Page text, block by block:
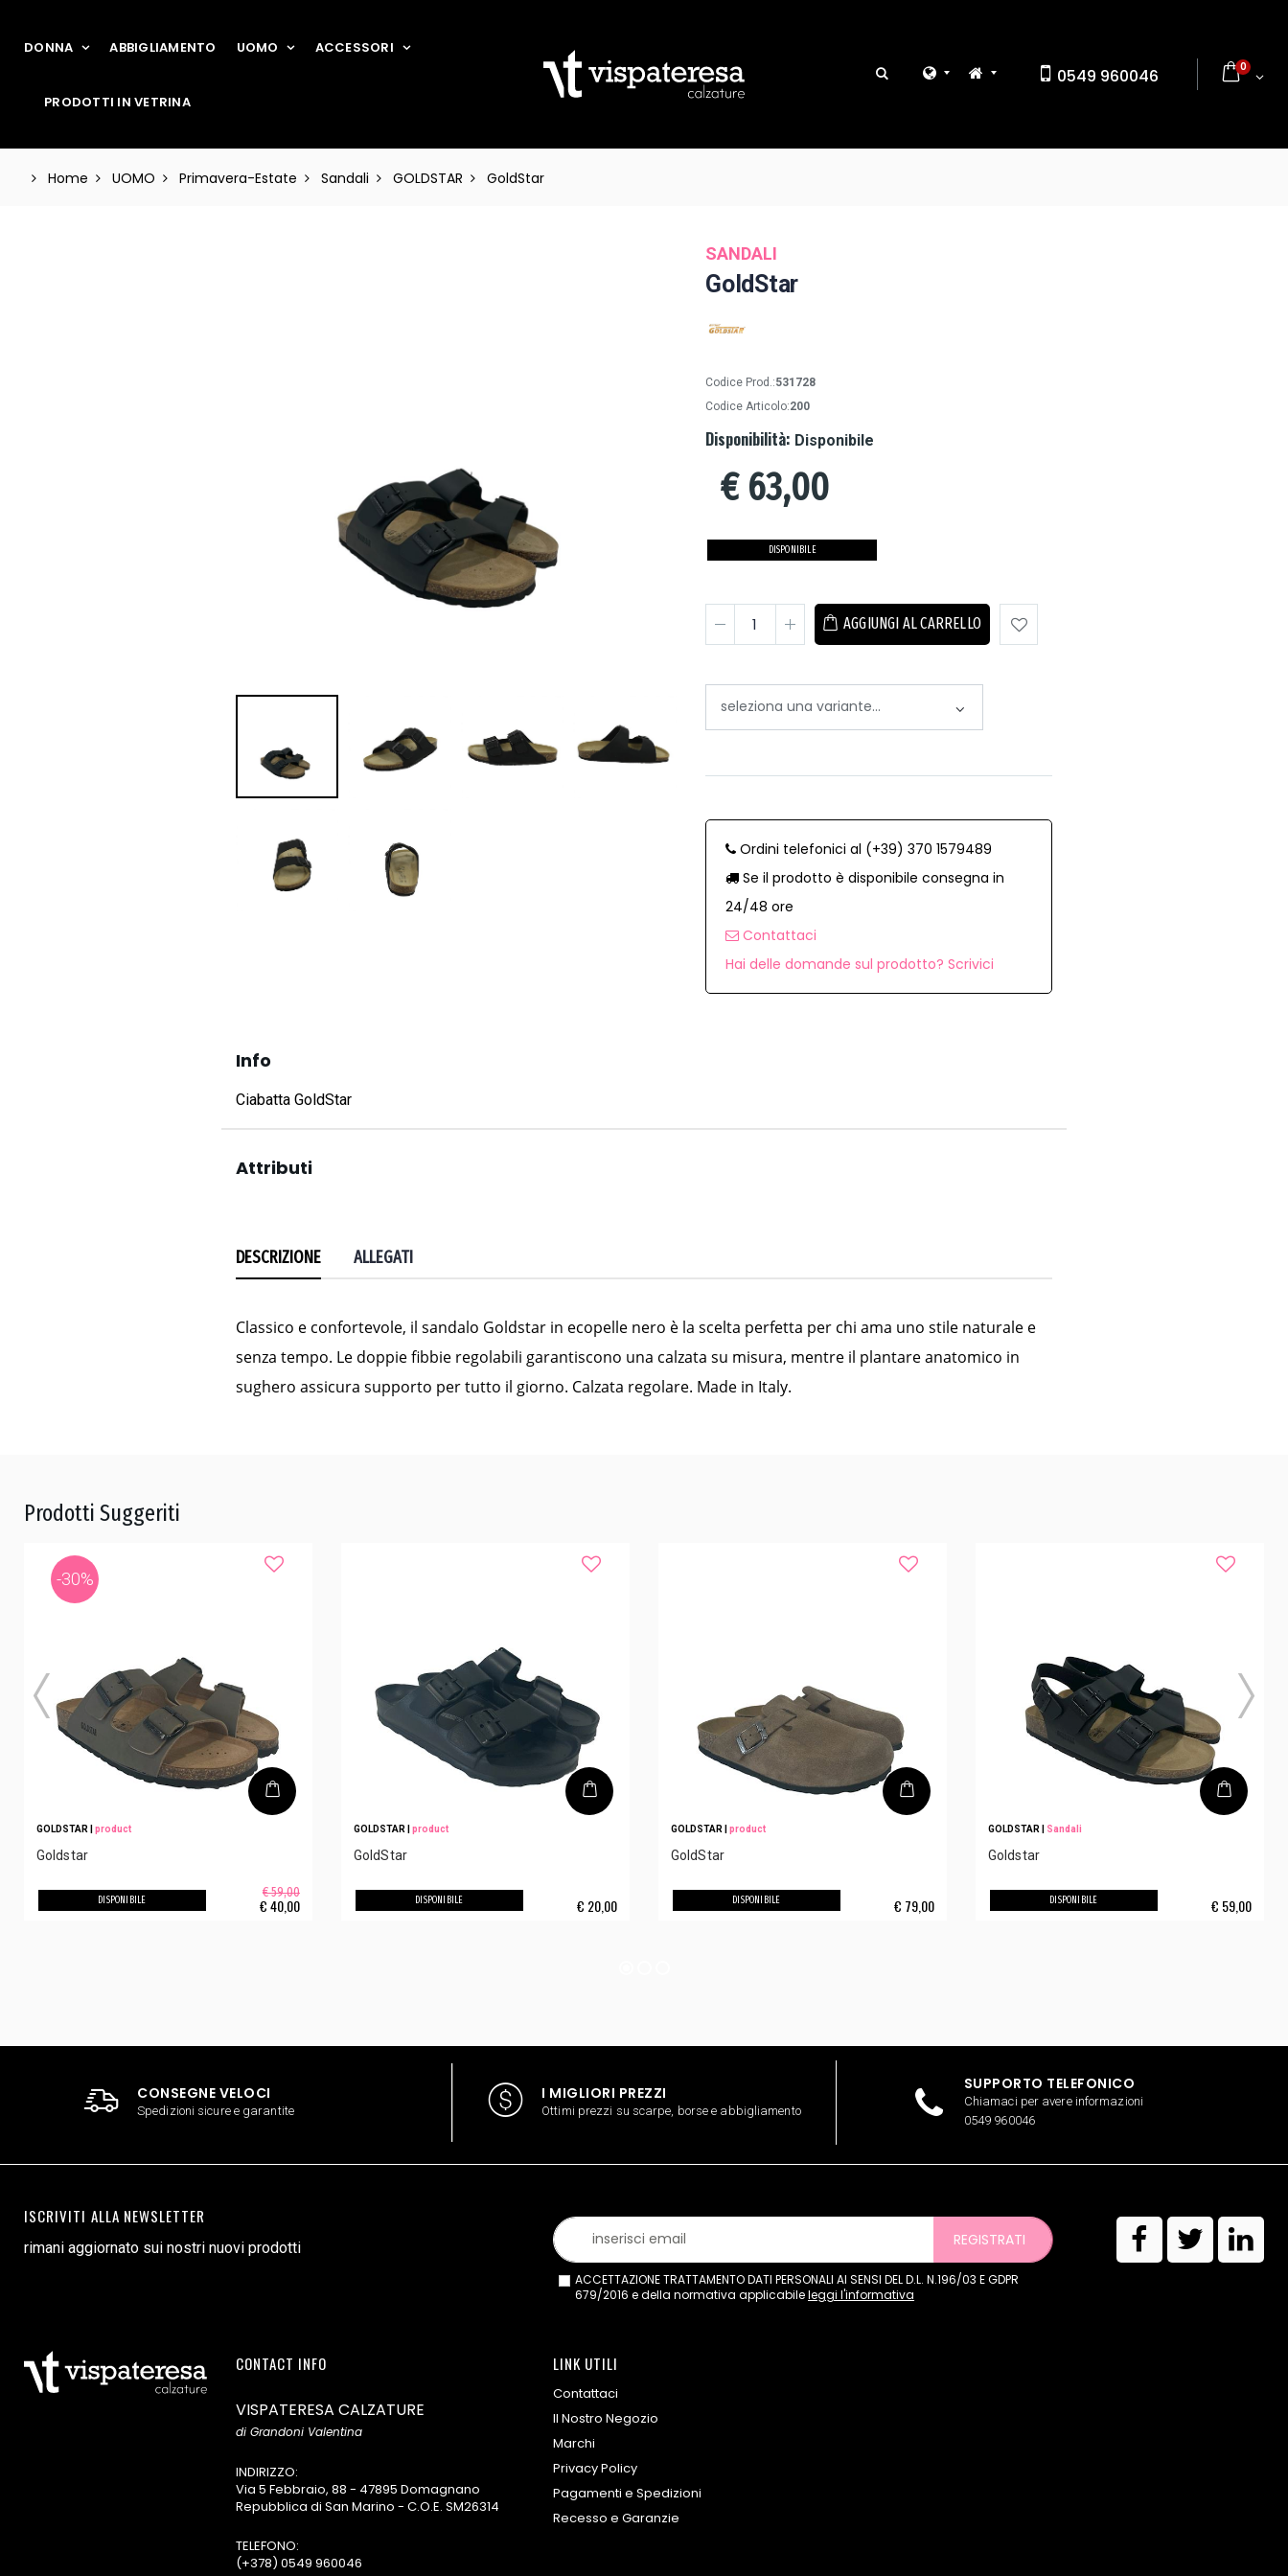
DONNA ABBIGLIAMENTO UOMO ACCESSORI
PRODOTTI IN VETRINA
0549 960046 0
Home UOMO Primavera-Estate Sandali GOLDSTAR GoldStar
SANDALI
GoldStar
Codice Prod.:531728
Codice Articolo:200
Disponibilità: Disponibile
€ 63,00
DISPONIBILE
AGGIUNGI AL CARRELLO
Ordini telefonici al (+39) 370 1579489
Se il prodotto è disponibile consegna in
24/48 ore
Contattaci
Hai delle domande sul prodotto? Scrivici
Info
Ciabatta GoldStar
Attributi
DESCRIZIONE ALLEGATI
Classico e confortevole, il sandalo Goldstar in ecopelle nero è la scelta perfetta per chi ama uno stile naturale e
senza tempo. Le doppie fibbie regolabili garantiscono una calzata su misura, mentre il plantare anatomico in
sughero assicura supporto per tutto il giorno. Calzata regolare. Made in Italy.
Prodotti Suggeriti
-30%
GOLDSTAR product
Goldstar
€ 59,00
€40,00
DISPONIBILE
GOLDSTAR product
GoldStar
€ 20,00
DISPONIBILE
GOLDSTAR product
GoldStar
€ 79,00
DISPONIBILE
GOLDSTAR Sandali
Goldstar
€ 59,00
DISPONIBILE
CONSEGNE VELOCI
Spedizioni sicure e garantite
I MIGLIORI PREZZI
Ottimi prezzi su scarpe, borse e abbigliamento
SUPPORTO TELEFONICO
Chiamaci per avere informazioni
0549 960046
ISCRIVITI ALLA NEWSLETTER
rimani aggiornato sui nostri nuovi prodotti REGISTRATI
ACCETTAZIONE TRATTAMENTO DATI PERSONALI AI SENSI DEL D.L. N.196/03 E GDPR
679/2016 e della normativa applicabileleggi l'informativa
CONTACT INFO
VISPATERESA CALZATURE
di Grandoni Valentina
INDIRIZZO:
Via 5 Febbraio, 88 - 47895 Domagnano
Repubblica di San Marino - C.O.E. SM26314
TELEFONO:
(+378) 0549 960046
LINK UTILI
Contattaci
Il Nostro Negozio
Marchi
Privacy Policy
Pagamenti e Spedizioni
Recesso e Garanzie